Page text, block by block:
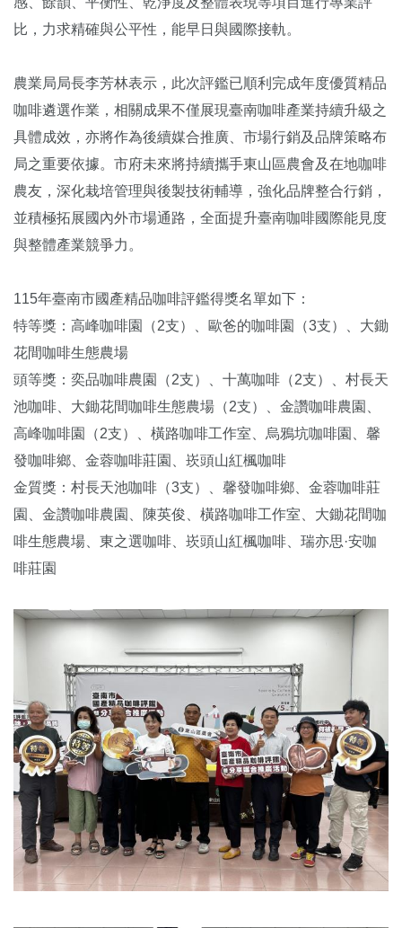
比，力求精確與公平性，能早日與國際接軌。
農業局局長李芳林表示，此次評鑑已順利完成年度優質精品
咖啡遴選作業，相關成果不僅展現臺南咖啡產業持續升級之
具體成效，亦將作為後續媒合推廣、市場行銷及品牌策略布
局之重要依據。市府未來將持續攜手東山區農會及在地咖啡
農友，深化栽培管理與後製技術輔導，強化品牌整合行銷，
並積極拓展國內外市場通路，全面提升臺南咖啡國際能見度
與整體產業競爭力。
115年臺南市國產精品咖啡評鑑得獎名單如下：
特等獎：高峰咖啡園（2支）、歐爸的咖啡園（3支）、大鋤
花間咖啡生態農場
頭等獎：奕品咖啡農園（2支）、十萬咖啡（2支）、村長天
池咖啡、大鋤花間咖啡生態農場（2支）、金讚咖啡農園、
高峰咖啡園（2支）、橫路咖啡工作室、烏鴉坑咖啡園、馨
發咖啡鄉、金蓉咖啡莊園、崁頭山紅楓咖啡
金質獎：村長天池咖啡（3支）、馨發咖啡鄉、金蓉咖啡莊
園、金讚咖啡農園、陳英俊、橫路咖啡工作室、大鋤花間咖
啡生態農場、東之選咖啡、崁頭山紅楓咖啡、瑞亦思·安咖
啡莊園